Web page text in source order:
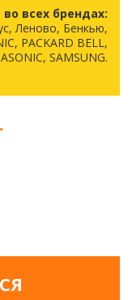
всех брендах:
Леново, Бенкью,
PACKARD BELL,
SAMSUNG.